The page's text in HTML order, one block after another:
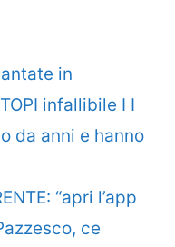
in
infallibile I I
da anni e hanno
“apri l’app
ce